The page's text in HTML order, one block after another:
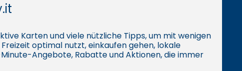
Karten und viele nützliche Tipps, um mit wenigen
optimal nutzt, einkaufen gehen, lokale
Angebote, Rabatte und Aktionen, die immer